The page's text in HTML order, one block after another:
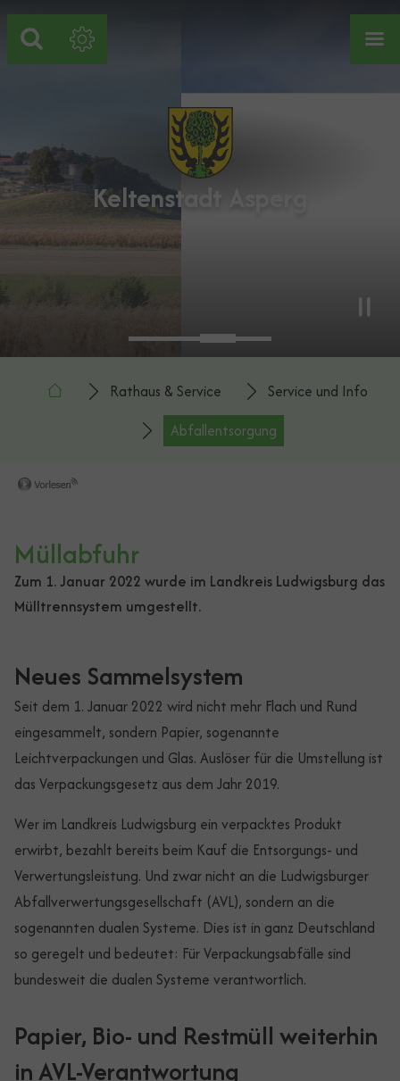
Zum Hauptinhalt springen
Zum Footer springen
Keltenstadt Asperg
You are here: Rathaus & Service
Service und Info
Abfallentsorgung
Müllabfuhr
Zum 1. Januar 2022 wurde im Landkreis Ludwigsburg das
Mülltrennsystem umgestellt.
Neues Sammelsystem
Seit dem 1. Januar 2022 wird nicht mehr Flach und Rund
eingesammelt, sondern Papier, sogenannte
Leichtverpackungen und Glas. Auslöser für die Umstellung ist
das Verpackungsgesetz aus dem Jahr 2019.
Wer im Landkreis Ludwigsburg ein verpacktes Produkt
erwirbt, bezahlt bereits beim Kauf die Entsorgungs- und
Verwertungsleistung. Und zwar nicht an die Ludwigsburger
Abfallverwertungsgesellschaft (AVL), sondern an die
sogenannten dualen Systeme. Dies ist in ganz Deutschland
so geregelt und bedeutet: Für Verpackungsabfälle sind
bundesweit die dualen Systeme verantwortlich.
Papier, Bio- und Restmüll weiterhin
in AVL-Verantwortung